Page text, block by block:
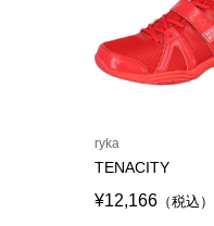
ryka
TENACITY
¥12,166 （税込）